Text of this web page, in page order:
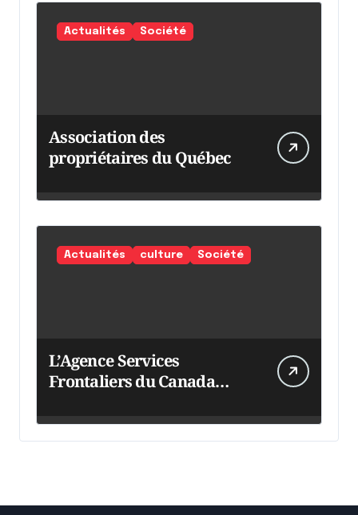
Actualités Société
Association des
propriétaires du Québec
Actualités culture Société
L’Agence Services
Frontaliers du Canada